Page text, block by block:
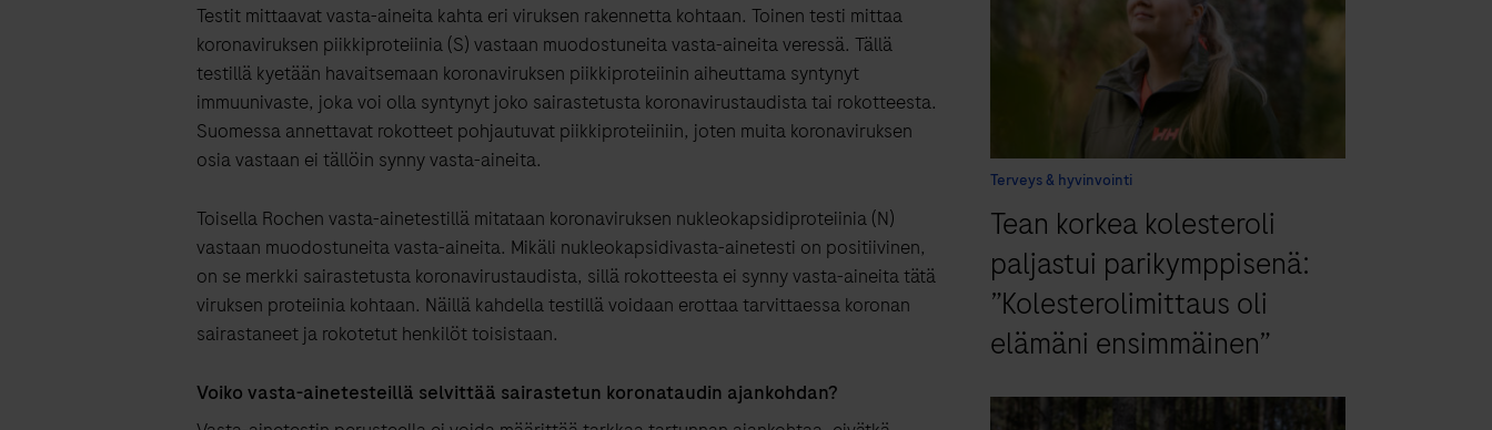
Testit mittaavat vasta-aineita kahta eri viruksen rakennetta kohtaan. Toinen testi mittaa
koronaviruksen piikkiproteiinia (S) vastaan muodostuneita vasta-aineita veressä. Tällä
testillä kyetään havaitsemaan koronaviruksen piikkiproteiinin aiheuttama syntynyt
immuunivaste, joka voi olla syntynyt joko sairastetusta koronavirustaudista tai rokotteesta.
Suomessa annettavat rokotteet pohjautuvat piikkiproteiiniin, joten muita koronaviruksen
osia vastaan ei tällöin synny vasta-aineita.
Toisella Rochen vasta-ainetestillä mitataan koronaviruksen nukleokapsidiproteiinia (N)
vastaan muodostuneita vasta-aineita. Mikäli nukleokapsidivasta-ainetesti on positiivinen,
on se merkki sairastetusta koronavirustaudista, sillä rokotteesta ei synny vasta-aineita tätä
viruksen proteiinia kohtaan. Näillä kahdella testillä voidaan erottaa tarvittaessa koronan
sairastaneet ja rokotetut henkilöt toisistaan.
Voiko vasta-ainetesteillä selvittää sairastetun koronataudin ajankohdan?
Terveys & hyvinvointi
Tean korkea kolesteroli
paljastui parikymppisenä:
”Kolesterolimittaus oli
elämäni ensimmäinen”